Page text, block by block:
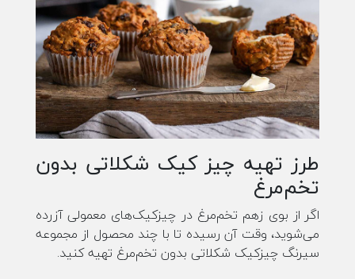
طرز تهیه چیز کیک شکلاتی بدون
تخم‌مرغ
اگر از بوی زهم تخم‌مرغ در چیزکیک‌های معمولی آزرده
می‌شوید، وقت آن رسیده تا با چند محصول از مجموعه
سیرنگ چیزکیک شکلاتی بدون تخم‌مرغ تهیه کنید.